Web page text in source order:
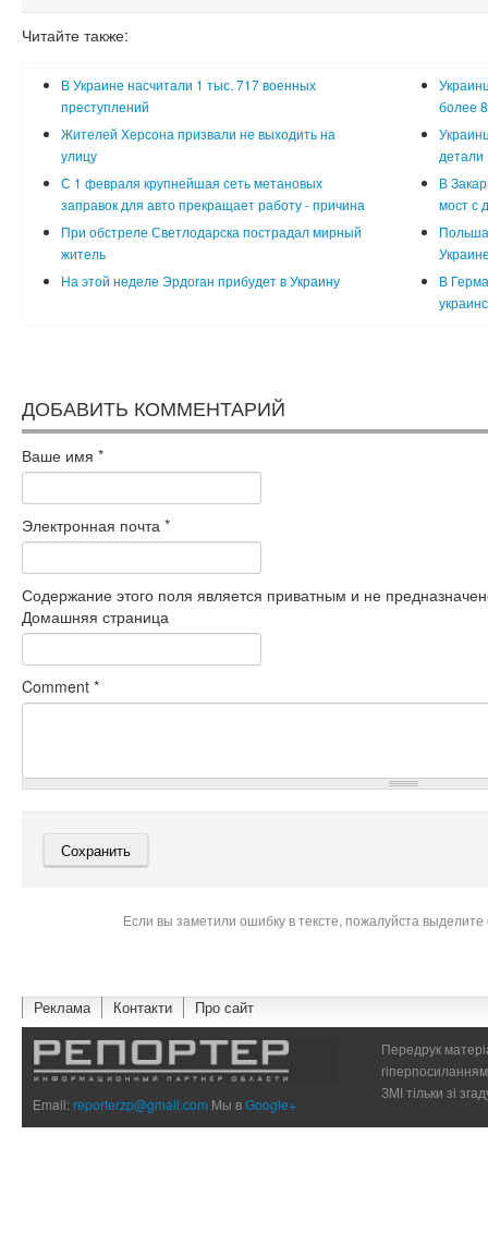
Читайте также:
В Украине насчитали 1 тыс. 717 военных
преступлений
более
Жителей Херсона призвали не выходить на
улицу
детали
С 1 февраля крупнейшая сеть метановых
заправок для авто прекращает работу - причина
В
мост с
При обстреле Светлодарска пострадал мирный
житель
На этой неделе Эрдоган прибудет в Украину
В
ДОБАВИТЬ КОММЕНТАРИЙ
Ваше имя *
Электронная почта *
Содержание этого поля является приватным и не
Домашняя страница
Comment *
Если вы заметили ошибку в тексте, пожалуйста
Реклама Контакти Про сайт
Email:reporterzp@gmail.com Мы вGoogle+
Передрук
ЗМІ тільки зі